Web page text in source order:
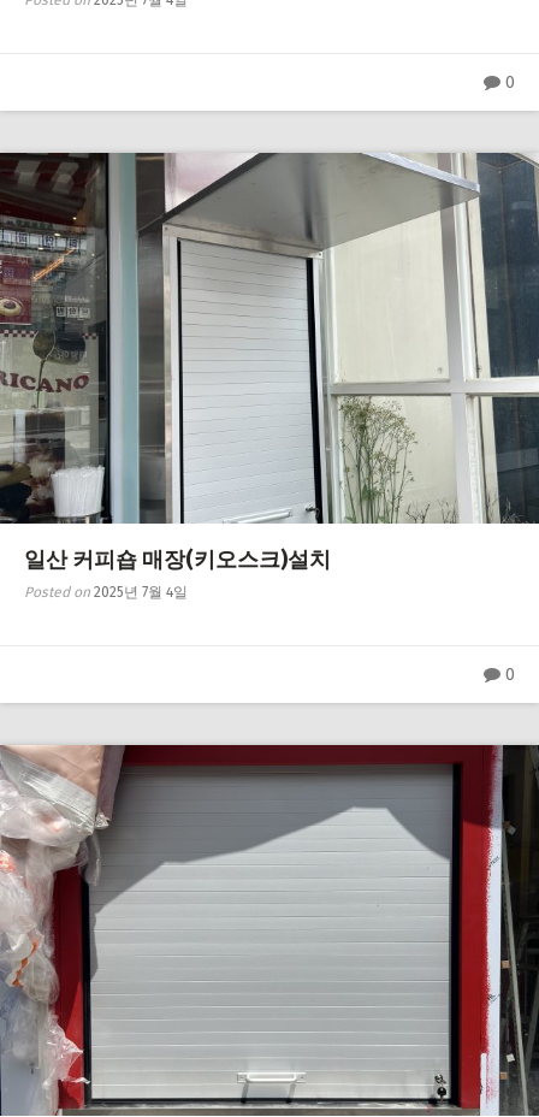
0
일산 커피숍 매장(키오스크)설치
Posted on 2025년 7월 4일
0